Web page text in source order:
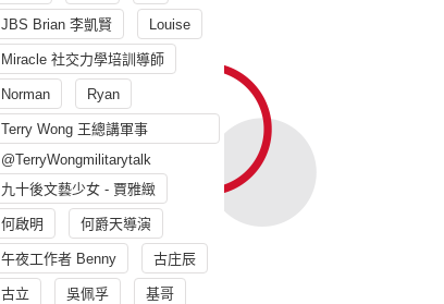
JBS Brian 李凱賢 Louise
Miracle 社交力學培訓導師
Norman Ryan
Terry Wong 王總講軍事
@TerryWongmilitarytalk
九十後文藝少女 - 賈雅緻
何啟明 何爵天導演
午夜工作者 Benny 古庄辰
古立 吳佩孚 基哥